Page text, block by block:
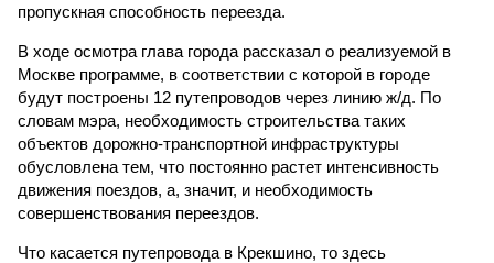
пропускная способность переезда.
В ходе осмотра глава города рассказал о реализуемой в
Москве программе, в соответствии с которой в городе
будут построены 12 путепроводов через линию ж/д. По
словам мэра, необходимость строительства таких
объектов дорожно-транспортной инфраструктуры
обусловлена тем, что постоянно растет интенсивность
движения поездов, а, значит, и необходимость
совершенствования переездов.
Что касается путепровода в Крекшино, то здесь